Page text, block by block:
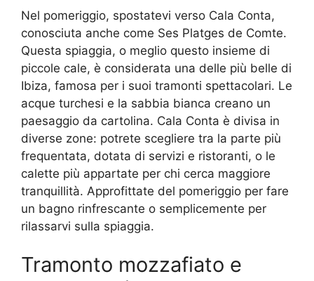
Nel pomeriggio, spostatevi verso Cala Conta,
conosciuta anche come Ses Platges de Comte.
Questa spiaggia, o meglio questo insieme di
piccole cale, è considerata una delle più belle di
Ibiza, famosa per i suoi tramonti spettacolari. Le
acque turchesi e la sabbia bianca creano un
paesaggio da cartolina. Cala Conta è divisa in
diverse zone: potrete scegliere tra la parte più
frequentata, dotata di servizi e ristoranti, o le
calette più appartate per chi cerca maggiore
tranquillità. Approfittate del pomeriggio per fare
un bagno rinfrescante o semplicemente per
rilassarvi sulla spiaggia.
Tramonto mozzafiato e